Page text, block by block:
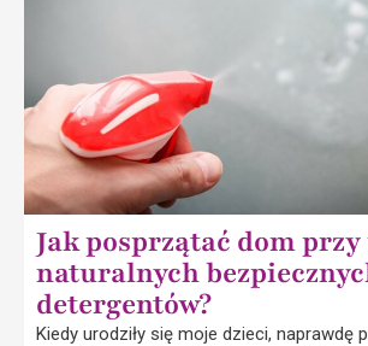
Jak posprzątać dom
naturalnych
detergentów?
Kiedy urodziły się moje dzieci, naprawdę